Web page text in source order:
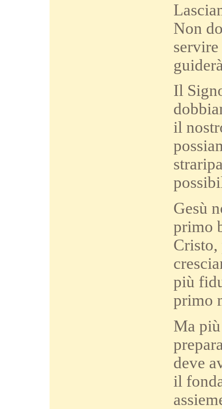
Non
Il
il
Gesù
primo
Cristo,
più
primo
Ma
deve
il